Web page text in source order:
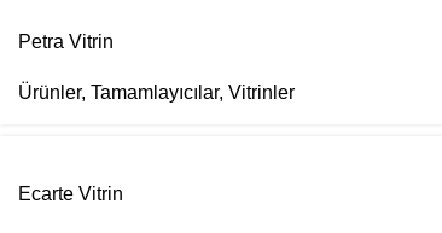
Petra Vitrin
Ürünler, Tamamlayıcılar, Vitrinler
Ecarte Vitrin